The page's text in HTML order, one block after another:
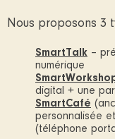
Nous proposons 3
SmartTalk –
numérique
digital + une
SmartCafé
personnalisée
(téléphone